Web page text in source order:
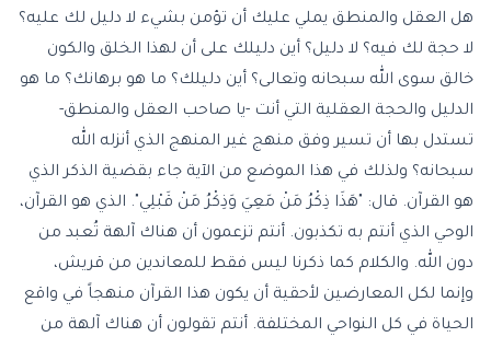
هل العقل والمنطق يملي عليك أن تؤمن بشيء لا دليل لك عليه؟
لا حجة لك فيه؟ لا دليل؟ أين دليلك على أن لهذا الخلق والكون
خالق سوى الله سبحانه وتعالى؟ أين دليلك؟ ما هو برهانك؟ ما هو
الدليل والحجة العقلية التي أنت -يا صاحب العقل والمنطق-
تستدل بها أن تسير وفق منهج غير المنهج الذي أنزله الله
سبحانه؟ ولذلك في هذا الموضع من الآية جاء بقضية الذكر الذي
هو القرآن. قال: "هَذَا ذِكْرُ مَنْ مَعِيَ وَذِكْرُ مَنْ قَبْلِي". الذي هو القرآن،
الوحي الذي أنتم به تكذبون. أنتم تزعمون أن هناك آلهة تُعبد من
دون الله. والكلام كما ذكرنا ليس فقط للمعاندين من قريش،
وإنما لكل المعارضين لأحقية أن يكون هذا القرآن منهجاً في واقع
الحياة في كل النواحي المختلفة. أنتم تقولون أن هناك آلهة من